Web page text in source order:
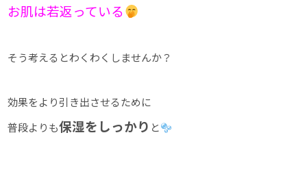
お肌は若返っている
そう考えるとわくわくしませんか？
効果をより引き出させるために
普段よりも保湿をしっかり と